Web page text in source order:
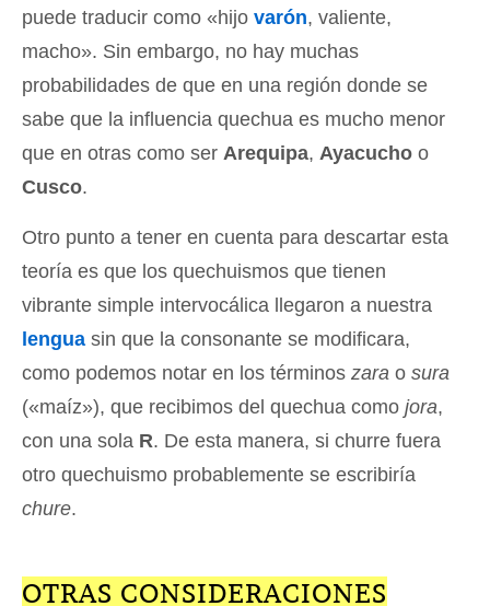
puede traducir como «hijo varón, valiente,
macho». Sin embargo, no hay muchas
probabilidades de que en una región donde se
sabe que la influencia quechua es mucho menor
que en otras como ser Arequipa, Ayacucho o
Cusco.
Otro punto a tener en cuenta para descartar esta
teoría es que los quechuismos que tienen
vibrante simple intervocálica llegaron a nuestra
lengua sin que la consonante se modificara,
como podemos notar en los términos zara o sura
(«maíz»), que recibimos del quechua como jora,
con una sola R. De esta manera, si churre fuera
otro quechuismo probablemente se escribiría
chure.
OTRAS CONSIDERACIONES